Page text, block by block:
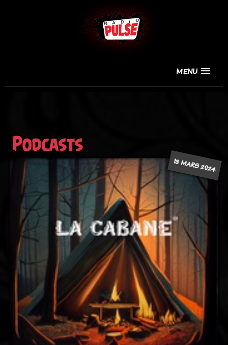
MENU
Podcasts
13 MARS 2024